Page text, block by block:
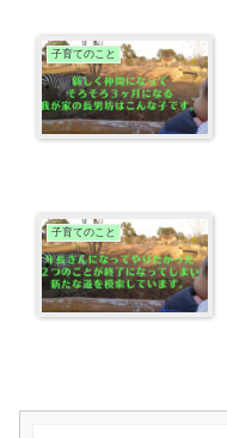
子育てのこと
子育てのこと